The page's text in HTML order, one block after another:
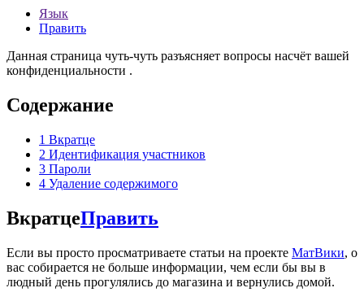
Язык
Править
Данная страница чуть-чуть разъясняет вопросы насчёт вашей
конфиденциальности .
Содержание
1 Вкратце
2 Идентификация участников
3 Пароли
4 Удаление содержимого
ВкратцеПравить
Если вы просто просматриваете статьи на проекте МатВики, о
вас собирается не больше информации, чем если бы вы в
людный день прогулялись до магазина и вернулись домой.